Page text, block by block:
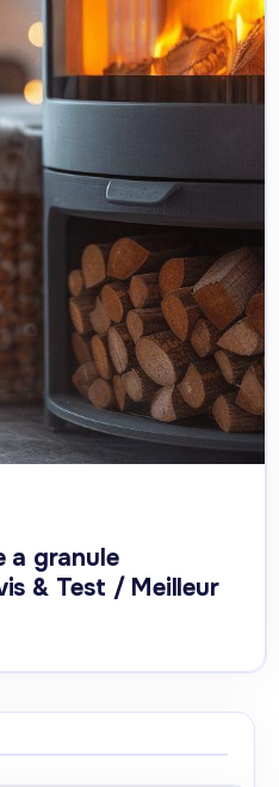
a granule
& Test / Meilleur